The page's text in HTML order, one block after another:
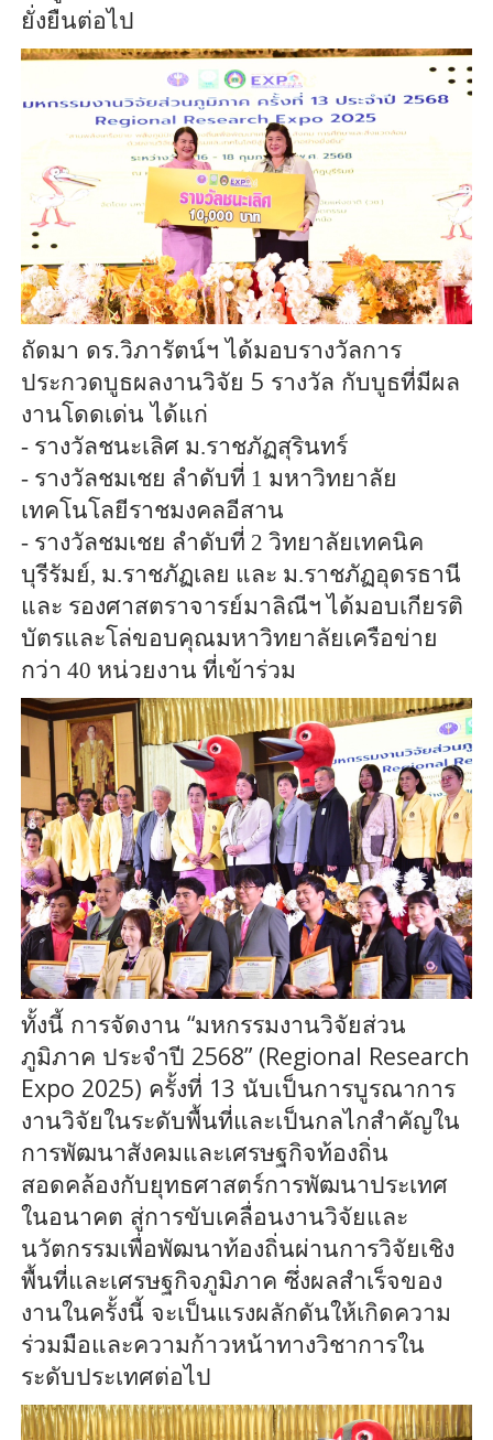
ยั่งยืนต่อไป
ถัดมา ดร.วิภารัตน์ฯ ได้มอบรางวัลการ
ประกวดบูธผลงานวิจัย 5 รางวัล กับบูธที่มีผล
งานโดดเด่น ได้แก่
- รางวัลชนะเลิศ ม.ราชภัฏสุรินทร์
- รางวัลชมเชย ลำดับที่ 1 มหาวิทยาลัย
เทคโนโลยีราชมงคลอีสาน
- รางวัลชมเชย ลำดับที่ 2 วิทยาลัยเทคนิค
บุรีรัมย์, ม.ราชภัฏเลย และ ม.ราชภัฏอุดรธานี
และ รองศาสตราจารย์มาลิณีฯ ได้มอบเกียรติ
บัตรและโล่ขอบคุณมหาวิทยาลัยเครือข่าย
กว่า 40 หน่วยงาน ที่เข้าร่วม
ทั้งนี้ การจัดงาน “มหกรรมงานวิจัยส่วน
ภูมิภาค ประจำปี 2568” (Regional Research
Expo 2025) ครั้งที่ 13 นับเป็นการบูรณาการ
งานวิจัยในระดับพื้นที่และเป็นกลไกสำคัญใน
การพัฒนาสังคมและเศรษฐกิจท้องถิ่น
สอดคล้องกับยุทธศาสตร์การพัฒนาประเทศ
ในอนาคต สู่การขับเคลื่อนงานวิจัยและ
นวัตกรรมเพื่อพัฒนาท้องถิ่นผ่านการวิจัยเชิง
พื้นที่และเศรษฐกิจภูมิภาค ซึ่งผลสำเร็จของ
งานในครั้งนี้ จะเป็นแรงผลักดันให้เกิดความ
ร่วมมือและความก้าวหน้าทางวิชาการใน
ระดับประเทศต่อไป